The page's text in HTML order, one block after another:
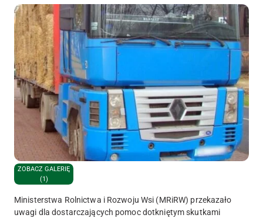
ZOBACZ GALERIĘ
(1)
Ministerstwa Rolnictwa i Rozwoju Wsi (MRiRW) przekazało
uwagi dla dostarczających pomoc dotkniętym skutkami